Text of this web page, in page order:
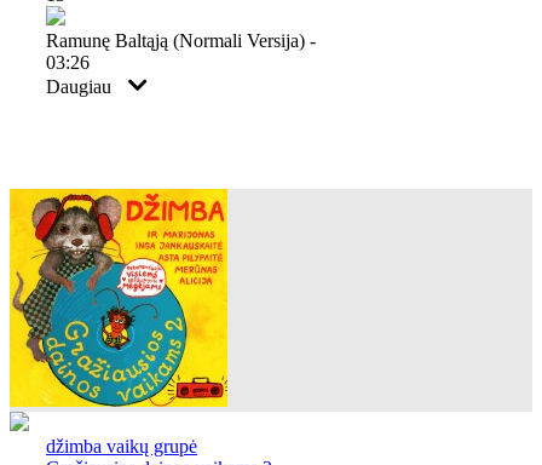
Ramunę Baltąją (normali Versija) -
03:26
Daugiau
džimba vaikų grupė